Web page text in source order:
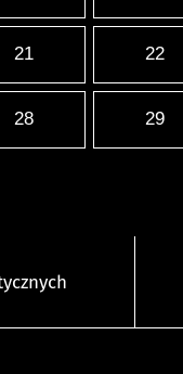
21 22
28 29